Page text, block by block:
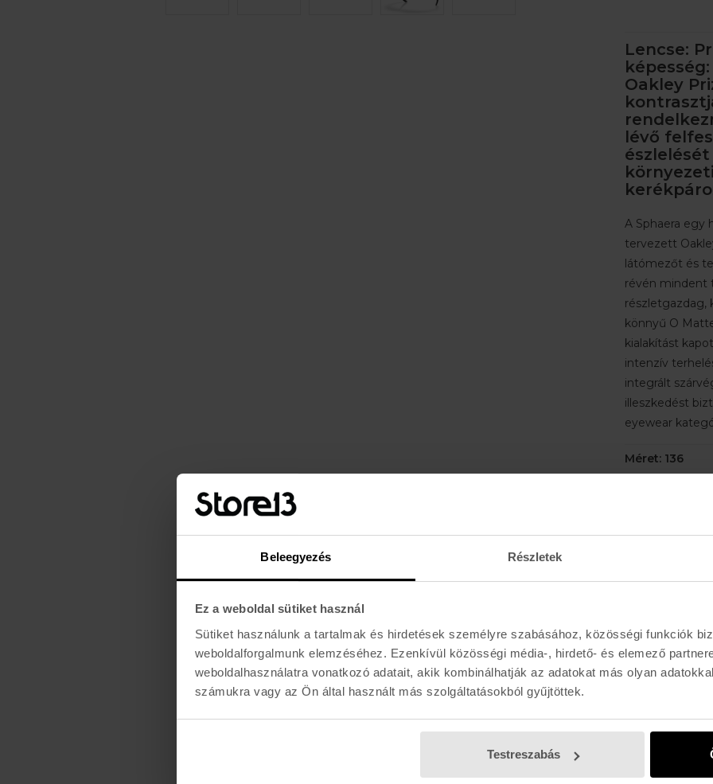
Beleegyezés Részletek
Ez a weboldal sütiket használ
Sütiket használunk a tartalmak és hirdetések személyre szabásához, közösségi funkciók
weboldalforgalmunk elemzéséhez. Ezenkívül közösségi média-, hirdető- és elemező
weboldalhasználatra vonatkozó adatait, akik kombinálhatják az adatokat más olyan
számukra vagy az Ön által használt más szolgáltatásokból gyűjtöttek.
Testreszabás
Lencse:
Oakley
lévő
A Sphaera egy
tervezett
látómezőt és
révén mindent
részletgazdag,
könnyű O
kialakítást
intenzív
integrált
illeszkedést
eyewear
Méret: 136
Oakley
minden
kontrasztos
technológia,
Definition
biztosít, és a
keret
kényelmet
Ütésálló